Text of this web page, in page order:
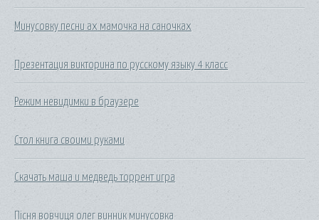
Минусовку песни ах мамочка на саночках
Презентация викторина по русскому языку 4 класс
Режим невидимки в браузере
Стол книга своими руками
Скачать маша и медведь торрент игра
Пісня вовчиця олег винник минусовка